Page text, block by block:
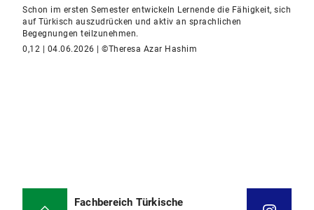
Schon im ersten Semester entwickeln Lernende die Fähigkeit, sich
auf Türkisch auszudrücken und aktiv an sprachlichen
Begegnungen teilzunehmen.
0,12 | 04.06.2026 | ©Theresa Azar Hashim
Fachbereich Türkische